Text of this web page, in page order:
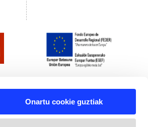
Onartu cookie guztiak